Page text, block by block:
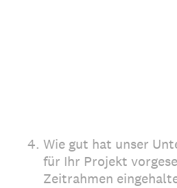
4. Wie gut hat unser
für Ihr Projekt
Zeitrahmen